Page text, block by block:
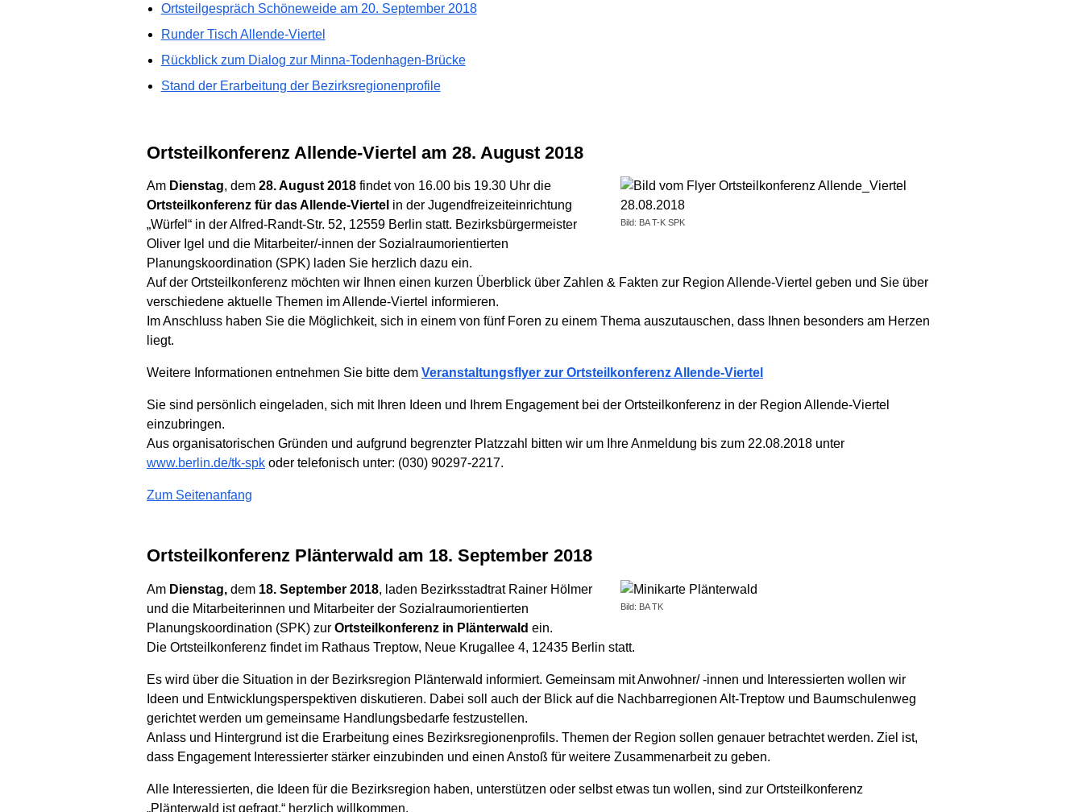
Ortsteilgespräch Schöneweide am 20. September 2018
Runder Tisch Allende-Viertel
Rückblick zum Dialog zur Minna-Todenhagen-Brücke
Stand der Erarbeitung der Bezirksregionenprofile
Ortsteilkonferenz Allende-Viertel am 28. August 2018
Bild: BA T-K SPK
Am Dienstag, dem 28. August 2018 findet von 16.00 bis 19.30 Uhr die
Ortsteilkonferenz für das Allende-Viertel in der Jugendfreizeiteinrichtung
„Würfel“ in der Alfred-Randt-Str. 52, 12559 Berlin statt. Bezirksbürgermeister
Oliver Igel und die Mitarbeiter/-innen der Sozialraumorientierten
Planungskoordination (SPK) laden Sie herzlich dazu ein.
Auf der Ortsteilkonferenz möchten wir Ihnen einen kurzen Überblick über Zahlen & Fakten zur Region Allende-Viertel geben und Sie über
verschiedene aktuelle Themen im Allende-Viertel informieren.
Im Anschluss haben Sie die Möglichkeit, sich in einem von fünf Foren zu einem Thema auszutauschen, dass Ihnen besonders am Herzen
liegt.
Weitere Informationen entnehmen Sie bitte dem Veranstaltungsflyer zur Ortsteilkonferenz Allende-Viertel
Sie sind persönlich eingeladen, sich mit Ihren Ideen und Ihrem Engagement bei der Ortsteilkonferenz in der Region Allende-Viertel
einzubringen.
Aus organisatorischen Gründen und aufgrund begrenzter Platzzahl bitten wir um Ihre Anmeldung bis zum 22.08.2018 unter
www.berlin.de/tk-spk oder telefonisch unter: (030) 90297-2217.
Zum Seitenanfang
Ortsteilkonferenz Plänterwald am 18. September 2018
Bild: BA TK
Am Dienstag, dem 18. September 2018, laden Bezirksstadtrat Rainer Hölmer
und die Mitarbeiterinnen und Mitarbeiter der Sozialraumorientierten
Planungskoordination (SPK) zur Ortsteilkonferenz in Plänterwald ein.
Die Ortsteilkonferenz findet im Rathaus Treptow, Neue Krugallee 4, 12435 Berlin statt.
Es wird über die Situation in der Bezirksregion Plänterwald informiert. Gemeinsam mit Anwohner/ -innen und Interessierten wollen wir
Ideen und Entwicklungsperspektiven diskutieren. Dabei soll auch der Blick auf die Nachbarregionen Alt-Treptow und Baumschulenweg
gerichtet werden um gemeinsame Handlungsbedarfe festzustellen.
Anlass und Hintergrund ist die Erarbeitung eines Bezirksregionenprofils. Themen der Region sollen genauer betrachtet werden. Ziel ist,
dass Engagement Interessierter stärker einzubinden und einen Anstoß für weitere Zusammenarbeit zu geben.
Alle Interessierten, die Ideen für die Bezirksregion haben, unterstützen oder selbst etwas tun wollen, sind zur Ortsteilkonferenz
„Plänterwald ist gefragt.“ herzlich willkommen.